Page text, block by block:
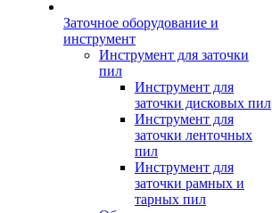
Заточное оборудование и
инструмент
Инструмент для заточки
пил
Инструмент для
заточки дисковых пил
Инструмент для
заточки ленточных
пил
Инструмент для
заточки рамных и
тарных пил